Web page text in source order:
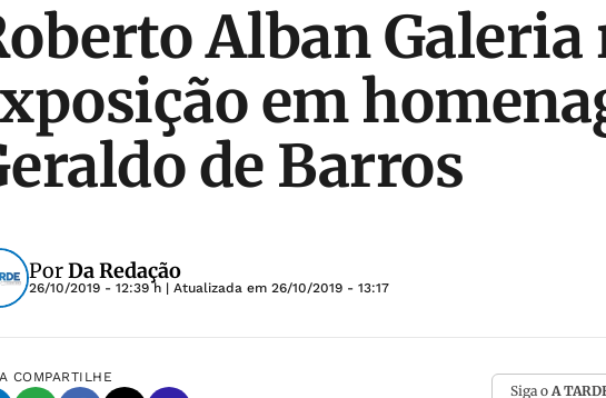
Alban Galeria
em
de Barros
PorDa Redação
26/10/2019 - 12:39 h | Atualizada em 26/10/2019 - 13:17
COMPARTILHE
Siga o A